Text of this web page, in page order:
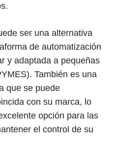
ser una alternativa
de automatización
y adaptada a pequeñas
También es una
que se puede
con su marca, lo
opción para las
el control de su